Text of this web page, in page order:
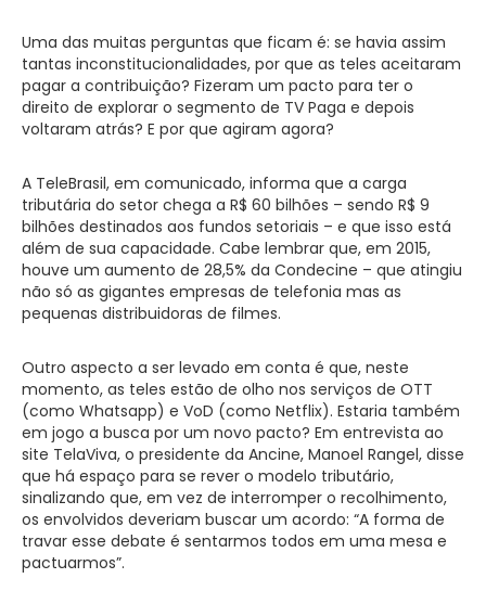
Uma das muitas perguntas que ficam é: se havia assim
tantas inconstitucionalidades, por que as teles aceitaram
pagar a contribuição? Fizeram um pacto para ter o
direito de explorar o segmento de TV Paga e depois
voltaram atrás? E por que agiram agora?
A TeleBrasil, em comunicado, informa que a carga
tributária do setor chega a R$ 60 bilhões – sendo R$ 9
bilhões destinados aos fundos setoriais – e que isso está
além de sua capacidade. Cabe lembrar que, em 2015,
houve um aumento de 28,5% da Condecine – que atingiu
não só as gigantes empresas de telefonia mas as
pequenas distribuidoras de filmes.
Outro aspecto a ser levado em conta é que, neste
momento, as teles estão de olho nos serviços de OTT
(como Whatsapp) e VoD (como Netflix). Estaria também
em jogo a busca por um novo pacto? Em entrevista ao
site TelaViva, o presidente da Ancine, Manoel Rangel, disse
que há espaço para se rever o modelo tributário,
sinalizando que, em vez de interromper o recolhimento,
os envolvidos deveriam buscar um acordo: “A forma de
travar esse debate é sentarmos todos em uma mesa e
pactuarmos”.